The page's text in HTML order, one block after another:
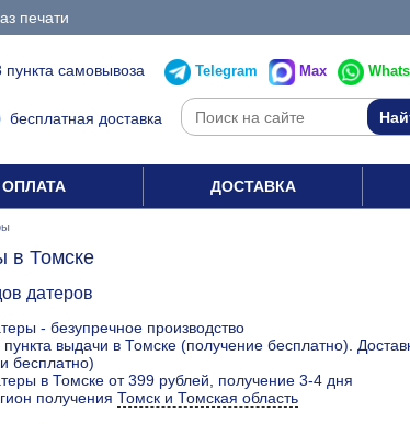
печати
пункта самовывоза
бесплатная доставка
Telegram Max
ОПЛАТА ДОСТАВКА
в Томске
датеров
- безупречное производство
пункта выдачи в Томске (получение бесплатно).
бесплатно)
в Томске от 399 рублей, получение 3-4 дня
получения Томск и Томская область